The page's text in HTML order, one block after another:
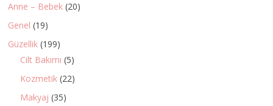
Anne – Bebek (20)
Genel (19)
Güzellik (199)
Cilt Bakımı (5)
Kozmetik (22)
Makyaj (35)